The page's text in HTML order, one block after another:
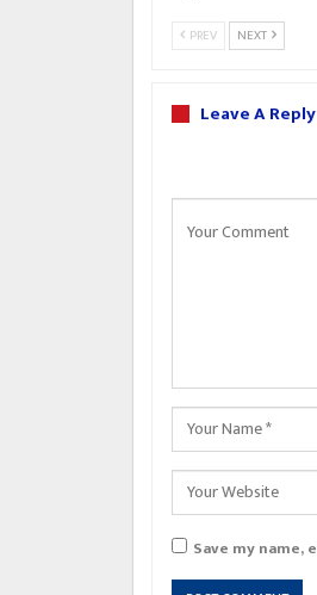
PREV NEXT
Leave A Reply
Save my